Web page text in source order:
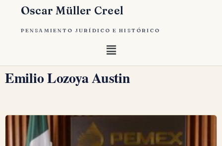
Oscar Müller Creel
PENSAMIENTO JURÍDICO E HISTÓRICO
Emilio Lozoya Austin